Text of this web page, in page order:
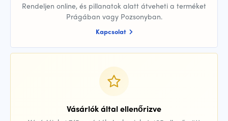
Rendeljen online, és pillanatok alatt átveheti a terméket
Prágában vagy Pozsonyban.
Kapcsolat
Vásárlók által ellenőrizve